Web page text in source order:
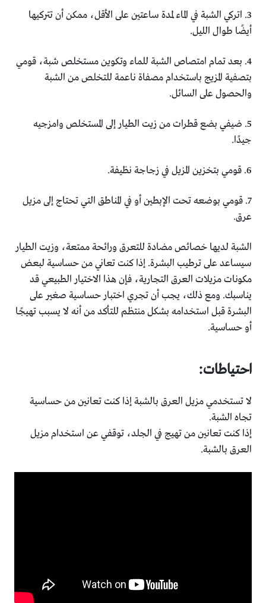
3. اتركي الشبة في الماء لمدة ساعتين على الأقل، ممكن أن تتركيها
أيضًا طوال الليل.
4. بعد تمام امتصاص الشبة للماء وتكوين مستخلص شبة، قومي
بتصفية المزيج باستخدام مصفاة ناعمة للتخلص من الشبة
والحصول على السائل.
5. ضيفي بضع قطرات من زيت الطيار إلى المستخلص وامزجيه
جيدًا.
6. قومي بتخزين المزيل في زجاجة نظيفة.
7. قومي بوضعه تحت الإبطين أو في المناطق التي تحتاج إلى مزيل
عرق.
الشبة لديها خصائص مضادة للتعرق ورائحة ممتعة، وزيت الطيار
سيساعد على ترطيب البشرة. إذا كنت تعاني من حساسية لبعض
مكونات مزيلات العرق التجارية، فإن هذا الاختيار الطبيعي قد
يناسبك. ومع ذلك، يجب أن تجري اختبار حساسية صغير على
البشرة قبل استخدامه بشكل منتظم للتأكد من أنه لا يسبب تهيجًا
أو حساسية.
احتياطات:
لا تستخدمي مزيل العرق بالشبة إذا كنت تعانين من حساسية
تجاه الشبة.
إذا كنت تعانين من تهيج في الجلد، توقفي عن استخدام مزيل
العرق بالشبة.